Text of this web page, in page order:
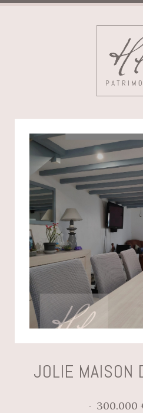
JOLIE MAISON
300.000